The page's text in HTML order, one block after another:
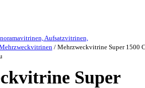
Aufsatzvitrinen,
/ Mehrzweckvitrine Super 1500
Super